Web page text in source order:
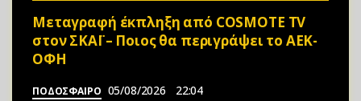
Μεταγραφή έκπληξη από COSMOTE TV
στον ΣΚΑΪ – Ποιος θα περιγράψει το ΑΕΚ-
ΟΦΗ
ΠΟΔΟΣΦΑΙΡΟ 05/08/2026 22:04